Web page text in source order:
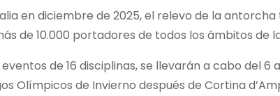
en diciembre de 2025, el relevo de la
de 10.000 portadores de todos los ámbitos de
de 16 disciplinas, se llevarán a cabo del 6
Olímpicos de Invierno después de Cortina